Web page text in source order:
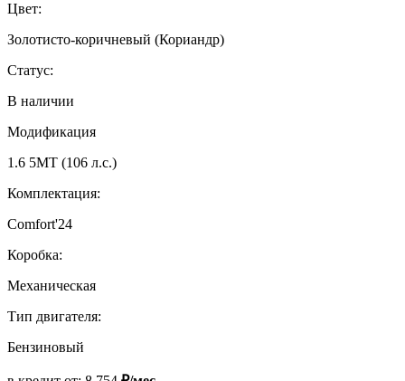
Цвет:
Золотисто-коричневый (Кориандр)
Статус:
В наличии
Модификация
1.6 5МТ (106 л.с.)
Комплектация:
Comfort'24
Коробка:
Механическая
Тип двигателя:
Бензиновый